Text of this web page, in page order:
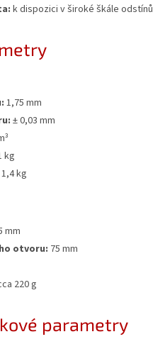
k dispozici v široké škále odstínů
1,75 mm
± 0,03 mm
kg
1,4 kg
mm
otvoru: 75 mm
220 g
parametry